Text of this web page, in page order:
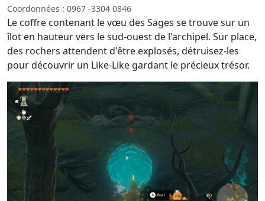
Coordonnées : 0967 -3304 0846
Le coffre contenant le vœu des Sages se trouve sur un
îlot en hauteur vers le sud-ouest de l'archipel. Sur place,
des rochers attendent d'être explosés, détruisez-les
pour découvrir un Like-Like gardant le précieux trésor.